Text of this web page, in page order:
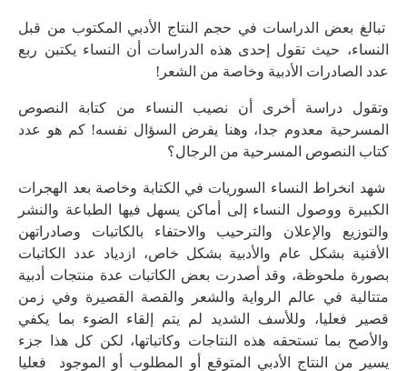
تبالغ بعض الدراسات في حجم النتاج الأدبي المكتوب من قبل
النساء، حيث تقول إحدى هذه الدراسات أن النساء يكتبن ربع
عدد الصادرات الأدبية وخاصة من الشعر!
وتقول دراسة أخرى أن نصيب النساء من كتابة النصوص
المسرحية معدوم جدا، وهنا يفرض السؤال نفسه! كم هو عدد
كتاب النصوص المسرحية من الرجال؟
شهد انخراط النساء السوريات في الكتابة وخاصة بعد الهجرات
الكبيرة ووصول النساء إلى أماكن يسهل فيها الطباعة والنشر
والتوزيع والإعلان والترحيب والاحتفاء بالكاتبات وصادراتهن
الأفنية بشكل عام والأدبية بشكل خاص، ازدياد عدد الكاتبات
بصورة ملحوظة، وقد أصدرت بعض الكاتبات عدة منتجات أدبية
متتالية في عالم الرواية والشعر والقصة القصيرة وفي زمن
قصير فعليا، وللأسف الشديد لم يتم إلقاء الضوء بما يكفي
والأصح بما تستحقه هذه النتاجات وكاتباتها، لكن كل هذا جزء
يسير من النتاج الأدبي المتوقع أو المطلوب أو الموجود فعليا